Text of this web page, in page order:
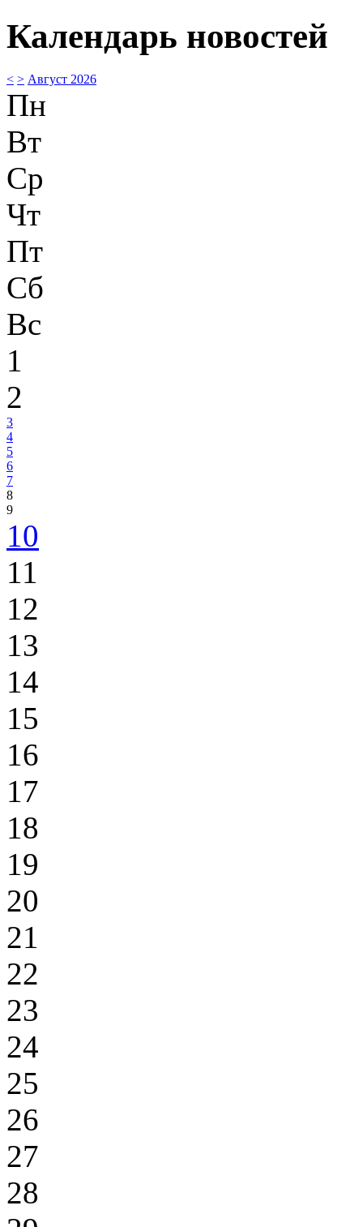
Календарь новостей
< > Август 2026
Пн
Вт
Ср
Чт
Пт
Сб
Вс
1
2
3
4
5
6
7
8
9
10
11
12
13
14
15
16
17
18
19
20
21
22
23
24
25
26
27
28